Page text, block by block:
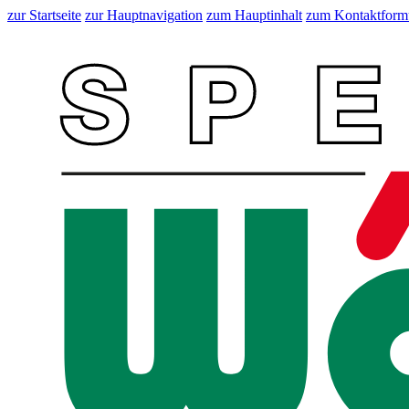
zur Startseite zur Hauptnavigation zum Hauptinhalt zum